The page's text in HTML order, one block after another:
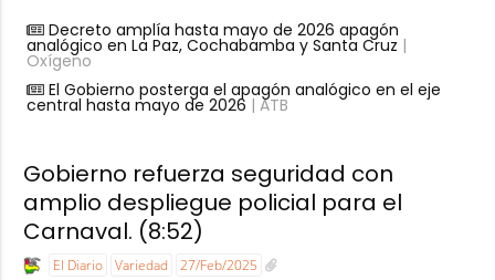
Decreto amplía hasta mayo de 2026 apagón
analógico en La Paz, Cochabamba y Santa Cruz |
Oxígeno
El Gobierno posterga el apagón analógico en el eje
central hasta mayo de 2026 | ATB
Gobierno refuerza seguridad con
amplio despliegue policial para el
Carnaval. (8:52)
El Diario Variedad 27/Feb/2025